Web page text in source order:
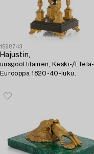
1598743
Hajustin,
uusgoottilainen, Keski-/Etelä-
Eurooppa 1820-40-luku.